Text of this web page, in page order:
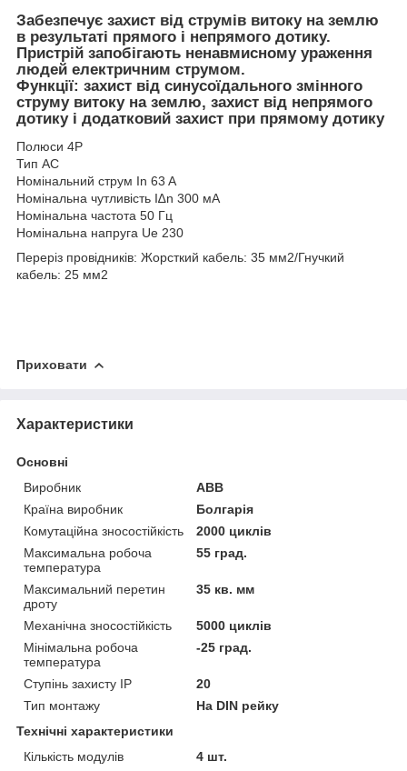
Забезпечує захист від струмів витоку на землю
в результаті прямого і непрямого дотику.
Пристрій запобігають ненавмисному ураження
людей електричним струмом.
Функції: захист від синусоїдального змінного
струму витоку на землю, захист від непрямого
дотику і додатковий захист при прямому дотику
Полюси 4P
Тип АС
Номінальний струм In 63 A
Номінальна чутливість I∆n 300 мА
Номінальна частота 50 Гц
Номінальна напруга Ue 230
Переріз провідників: Жорсткий кабель: 35 мм2/Гнучкий
кабель: 25 мм2
Приховати
Характеристики
Основні
Виробник
ABB
Країна виробник
Болгарія
Комутаційна зносостійкість
2000 циклів
Максимальна робоча
температура
55 град.
Максимальний перетин
дроту
35 кв. мм
Механічна зносостійкість
5000 циклів
Мінімальна робоча
температура
-25 град.
Ступінь захисту IP
20
Тип монтажу
На DIN рейку
Технічні характеристики
Кількість модулів
4 шт.